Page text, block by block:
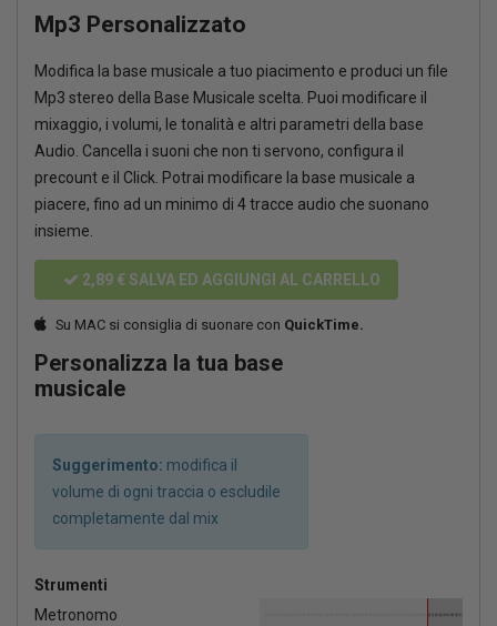
Mp3 Personalizzato
Modifica la base musicale a tuo piacimento e produci un file
Mp3 stereo della Base Musicale scelta. Puoi modificare il
mixaggio, i volumi, le tonalità e altri parametri della base
Audio. Cancella i suoni che non ti servono, configura il
precount e il Click. Potrai modificare la base musicale a
piacere, fino ad un minimo di 4 tracce audio che suonano
insieme.
2,89 € SALVA ED AGGIUNGI AL CARRELLO
Su MAC si consiglia di suonare con QuickTime.
Personalizza la tua base
musicale
Suggerimento: modifica il
volume di ogni traccia o escludile
completamente dal mix
Strumenti
Metronomo